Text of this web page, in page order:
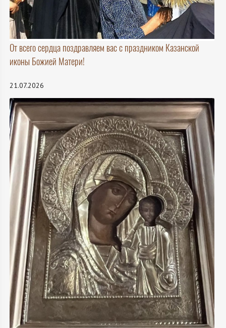
От всего сердца поздравляем вас с праздником Казанской
иконы Божией Матери!
21.07.2026